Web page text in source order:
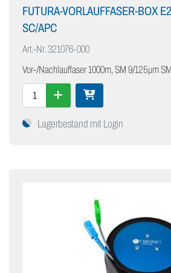
FUTURA-VORLAUFFASER-BOX
SC/APC
Art.-Nr.321076-000
Vor-/Nachlauffaser 1000m, SM 9/125µm
Lagerbestand mit Login